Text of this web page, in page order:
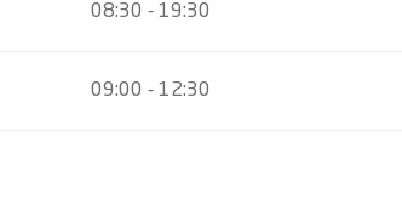
08:30 - 19:30
09:00 - 12:30